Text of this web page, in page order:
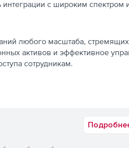
с широким
любого масштаба,
активов и эффективное
сотрудникам.